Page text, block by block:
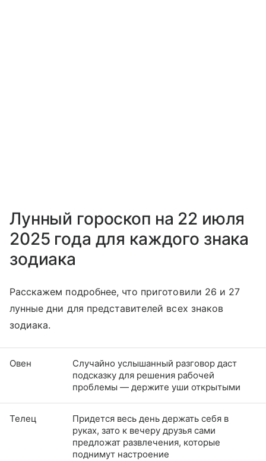
Лунный гороскоп на 22 июля
2025 года для каждого знака
зодиака
Расскажем подробнее, что приготовили 26 и 27
лунные дни для представителей всех знаков
зодиака.
Овен
Случайно услышанный разговор даст
подсказку для решения рабочей
проблемы — держите уши открытыми
Телец
Придется весь день держать себя в
руках, зато к вечеру друзья сами
предложат развлечения, которые
поднимут настроение